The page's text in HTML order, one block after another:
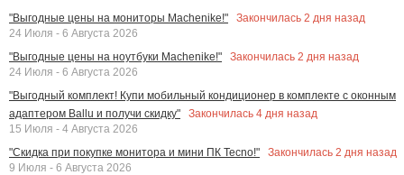
"Выгодные цены на мониторы Machenike!" Закончилась 2 дня назад
24 Июля - 6 Августа 2026
"Выгодные цены на ноутбуки Machenike!"
Закончилась 2 дня назад
24 Июля - 6 Августа 2026
"Выгодный комплект! Купи мобильный кондиционер в комплекте с оконным
адаптером Ballu и получи скидку"
Закончилась 4 дня назад
15 Июля - 4 Августа 2026
"Скидка при покупке монитора и мини ПК Tecno!"
Закончилась 2 дня назад
9 Июля - 6 Августа 2026